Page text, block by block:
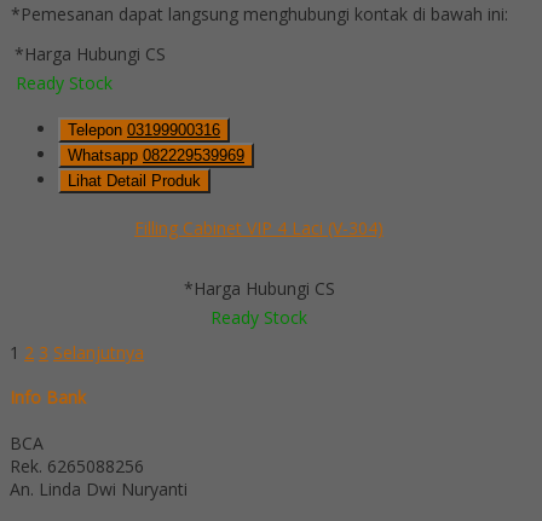
*Pemesanan dapat langsung menghubungi kontak di bawah ini:
*Harga Hubungi CS
Ready Stock
Telepon 03199900316
Whatsapp 082229539969
Lihat Detail Produk
Filling Cabinet VIP 4 Laci (V-304)
*Harga Hubungi CS
Ready Stock
1 2 3 Selanjutnya
Info Bank
BCA
Rek. 6265088256
An. Linda Dwi Nuryanti